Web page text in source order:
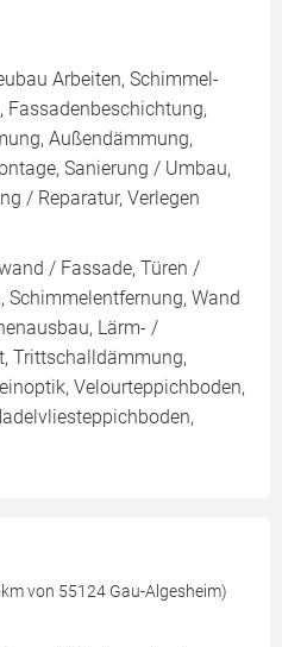
Arbeiten, Schimmel-
Fassadenbeschichtung,
Außendämmung,
Sanierung / Umbau,
/ Reparatur, Verlegen
/ Fassade, Türen /
Schimmelentfernung, Wand
Lärm- /
Trittschalldämmung,
Velourteppichboden,
von 55124 Gau-Algesheim)